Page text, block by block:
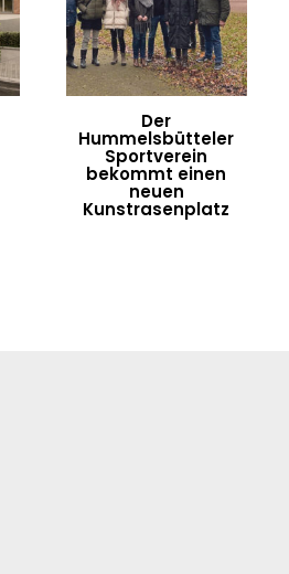
Der
Hummelsbütteler
Sportverein
bekommt einen
neuen
Kunstrasenplatz